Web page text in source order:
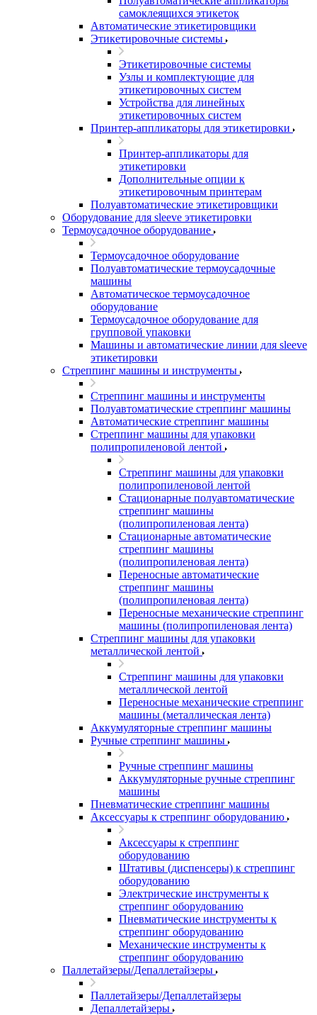
самоклеящихся этикеток
Автоматические этикетировщики
Этикетировочные системы
Этикетировочные системы
Узлы и комплектующие для
этикетировочных систем
Устройства для линейных
этикетировочных систем
Принтер-аппликаторы для этикетировки
Принтер-аппликаторы для
этикетировки
Дополнительные опции к
этикетировочным принтерам
Полуавтоматические этикетировщики
Оборудование для sleeve этикетировки
Термоусадочное оборудование
Термоусадочное оборудование
Полуавтоматические термоусадочные
машины
Автоматическое термоусадочное
оборудование
Термоусадочное оборудование для
групповой упаковки
Машины и автоматические линии для sleeve
этикетировки
Стреппинг машины и инструменты
Стреппинг машины и инструменты
Полуавтоматические стреппинг машины
Автоматические стреппинг машины
Стреппинг машины для упаковки
полипропиленовой лентой
Стреппинг машины для упаковки
полипропиленовой лентой
Стационарные полуавтоматические
стреппинг машины
(полипропиленовая лента)
Стационарные автоматические
стреппинг машины
(полипропиленовая лента)
Переносные автоматические
стреппинг машины
(полипропиленовая лента)
Переносные механические стреппинг
машины (полипропиленовая лента)
Стреппинг машины для упаковки
металлической лентой
Стреппинг машины для упаковки
металлической лентой
Переносные механические стреппинг
машины (металлическая лента)
Аккумуляторные стреппинг машины
Ручные стреппинг машины
Ручные стреппинг машины
Аккумуляторные ручные стреппинг
машины
Пневматические стреппинг машины
Аксессуары к стреппинг оборудованию
Аксессуары к стреппинг
оборудованию
Штативы (диспенсеры) к стреппинг
оборудованию
Электрические инструменты к
стреппинг оборудованию
Пневматические инструменты к
стреппинг оборудованию
Механические инструменты к
стреппинг оборудованию
Паллетайзеры/Депаллетайзеры
Паллетайзеры/Депаллетайзеры
Депаллетайзеры